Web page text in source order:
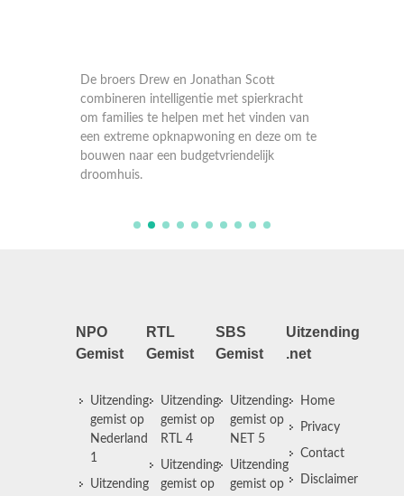
combineren intelligentie met spierkracht
om families te helpen met het vinden van
een extreme opknapwoning en deze om te
bouwen naar een budgetvriendelijk
droomhuis.
NPO
Gemist
Uitzending
gemist op
Nederland
1
Uitzending
RTL
Gemist
Uitzending
gemist op
RTL 4
Uitzending
gemist op
SBS
Gemist
Uitzending
gemist op
NET 5
Uitzending
gemist op
Uitzending
.net
Home
Privacy
Contact
Disclaimer